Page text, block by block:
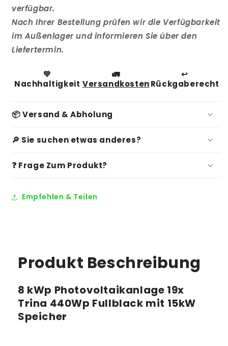
verfügbar.
Nach Ihrer Bestellung prüfen wir die Verfügbarkeit
im Außenlager und informieren Sie über den
Liefertermin.
💚
Nachhaltigkeit
🚛
Versandkosten
↩️
Rückgaberecht
📦 Versand & Abholung
🔎 Sie suchen etwas anderes?
❓ Frage Zum Produkt?
Empfehlen & Teilen
Produkt Beschreibung
8 kWp Photovoltaikanlage 19x
Trina 440Wp Fullblack mit 15kW
Speicher